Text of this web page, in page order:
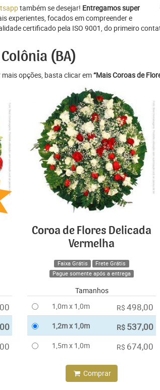
também se desejar! Entregamos super
experientes, focados em compreender e
certificado pela ISO 9001, do primeiro
(BA)
opções, basta clicar em“Mais Coroas de
Coroa de Flores Delicada
Vermelha
Faixa Grátis
Frete Grátis
Pague somente após a entrega
Tamanhos
1,0m x 1,0m
R$ 498,00
1,2m x 1,0m R$ 537,00
1,5m x 1,0m R$ 674,00
Comprar